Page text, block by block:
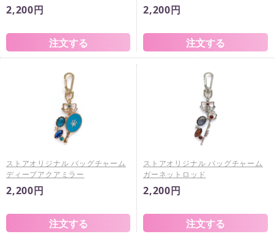
2,200円 2,200円
ストアオリジナル バッグチャーム
ディープアクアミラー
2,200円
ストアオリジナル バッグチャーム
ガーネットロッド
2,200円